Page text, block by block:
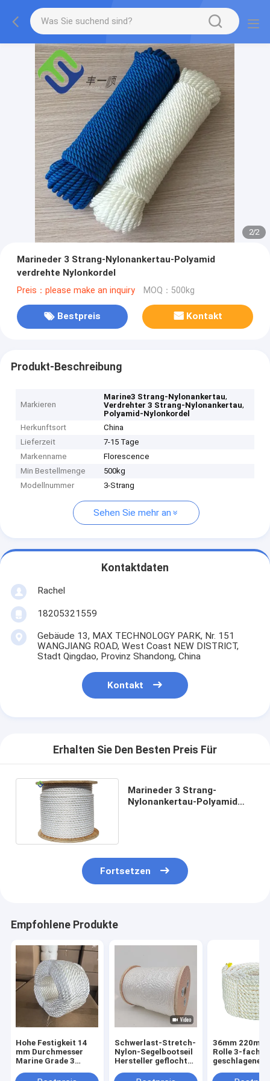
2/2
Marineder 3 Strang-Nylonankertau-Polyamid
verdrehte Nylonkordel
Preis：please make an inquiry MOQ：500kg
Bestpreis Kontakt
Produkt-Beschreibung
Markieren
Marine3 Strang-Nylonankertau,
Verdrehter 3 Strang-Nylonankertau,
Polyamid-Nylonkordel
Herkunftsort
China
Lieferzeit
7-15 Tage
Markenname
Florescence
Min Bestellmenge
500kg
Modellnummer
3-Strang
Sehen Sie mehr an
Kontaktdaten
Rachel
18205321559
Gebäude 13, MAX TECHNOLOGY PARK, Nr. 151
WANGJIANG ROAD, West Coast NEW DISTRICT,
Stadt Qingdao, Provinz Shandong, China
Kontakt
Erhalten Sie Den Besten Preis Für
Marineder 3 Strang-
Nylonankertau-Polyamid
Fortsetzen
Empfohlene Produkte
Hohe Festigkeit 14
mm Durchmesser
Marine Grade 3
Boote und Dock
Schwerlast-Stretch-
Nylon-Segelbootseil
Hersteller geflochten
Polyamid China
36mm 220m
Rolle 3-fach
geschlagene
maritimen